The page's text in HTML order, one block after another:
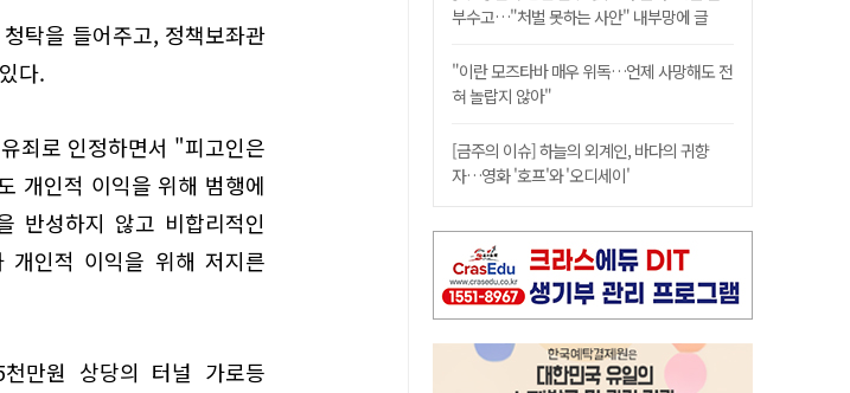
탁을 들어주고, 정책보좌관
다.
죄로 인정하면서 "피고인은
개인적 이익을 위해 범행에
반성하지 않고 비합리적인
개인적 이익을 위해 저지른
만원 상당의 터널 가로등
부수고…"처벌 못하는 사안" 내부망에 글
"이란 모즈타바 매우 위독…언제 사망해도 전
혀 놀랍지 않아"
[금주의 이슈] 하늘의 외계인, 바다의 귀향
자…영화 '호프'와 '오디세이'